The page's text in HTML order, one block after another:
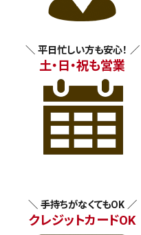
＼ 平日忙しい方も安心！ ／
土・日・祝も営業
＼ 手持ちがなくてもOK ／
クレジットカードOK